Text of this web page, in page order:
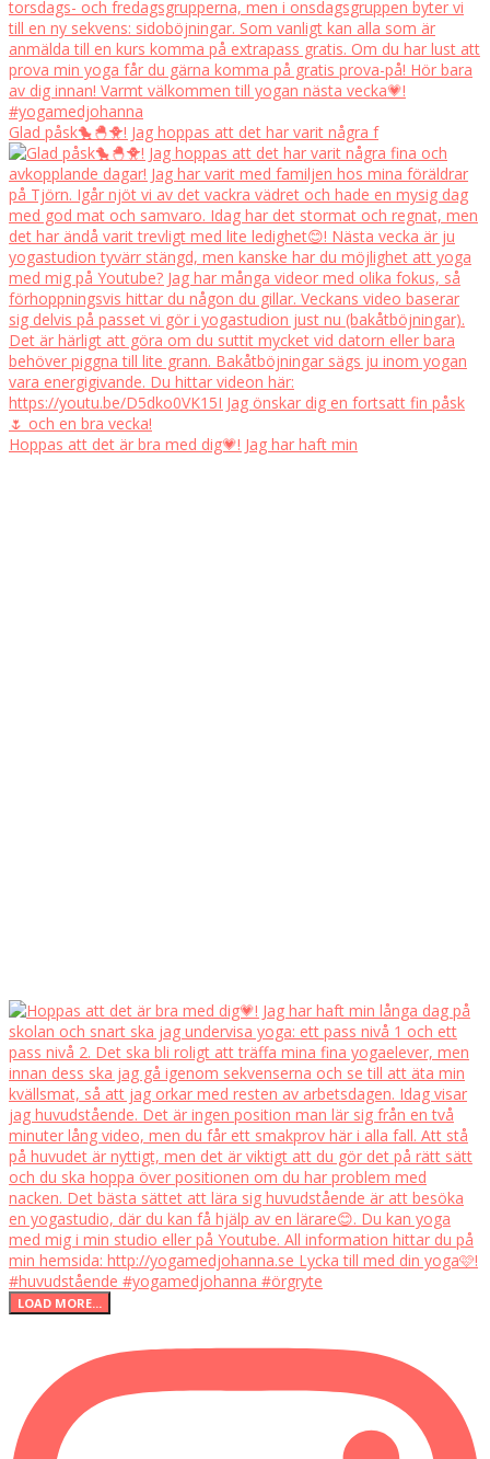
Glad påsk🐤🐣🐥! Jag hoppas att det har varit några f
Hoppas att det är bra med dig💗! Jag har haft min
LOAD MORE...